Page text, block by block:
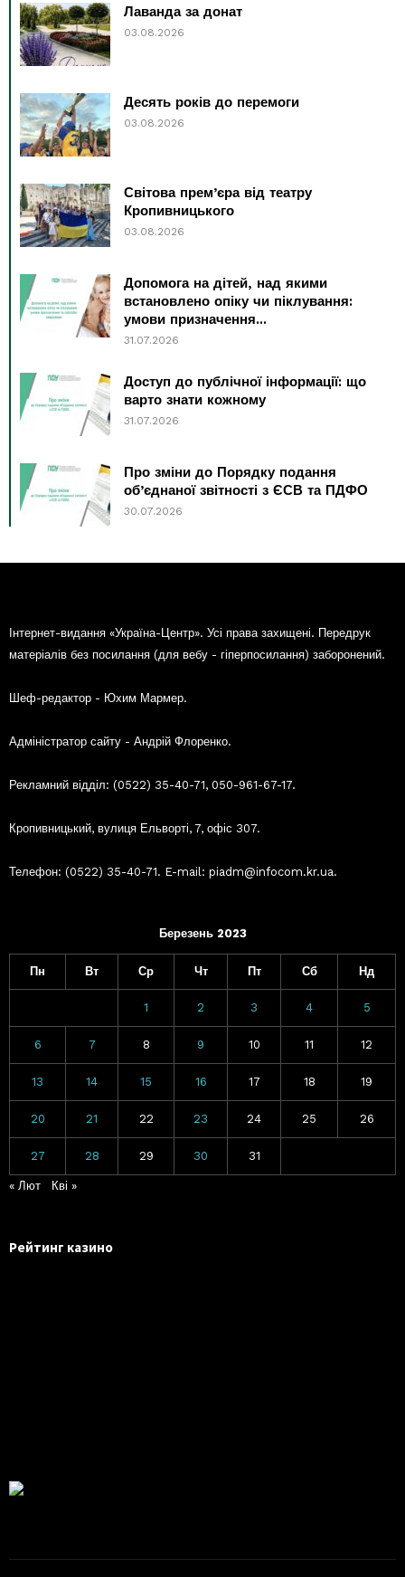
Лаванда за донат
03.08.2026
Десять років до перемоги
03.08.2026
Світова прем’єра від театру
Кропивницького
03.08.2026
Допомога на дітей, над якими
встановлено опіку чи піклування:
умови призначення...
31.07.2026
Доступ до публічної інформації: що
варто знати кожному
31.07.2026
Про зміни до Порядку подання
об’єднаної звітності з ЄСВ та ПДФО
30.07.2026
Інтернет-видання «Україна-Центр». Усі права захищені. Передрук
матеріалів без посилання (для вебу - гіперпосилання) заборонений.
Шеф-редактор - Юхим Мармер.
Адміністратор сайту - Андрій Флоренко.
Рекламний відділ: (0522) 35-40-71, 050-961-67-17.
Кропивницький, вулиця Ельворті, 7, офіс 307.
Телефон: (0522) 35-40-71. E-mail: piadm@infocom.kr.ua.
Березень 2023
Пн Вт Ср Чт Пт Сб Нд
1 2 3 4 5
6 7 8 9 10 11 12
13 14 15 16 17 18 19
20 21 22 23 24 25 26
27 28 29 30 31
« Лют Кві »
Рейтинг казино